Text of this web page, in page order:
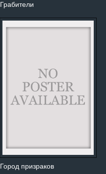
Грабители
Город призраков